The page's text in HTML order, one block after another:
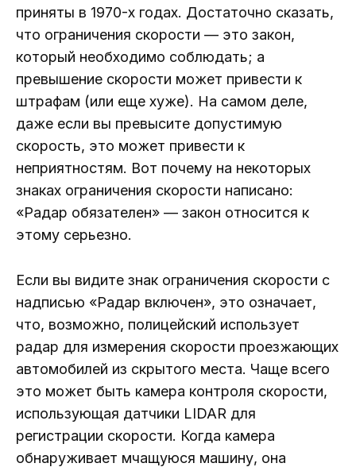
приняты в 1970-х годах. Достаточно сказать,
что ограничения скорости — это закон,
который необходимо соблюдать; а
превышение скорости может привести к
штрафам (или еще хуже). На самом деле,
даже если вы превысите допустимую
скорость, это может привести к
неприятностям. Вот почему на некоторых
знаках ограничения скорости написано:
«Радар обязателен» — закон относится к
этому серьезно.
Если вы видите знак ограничения скорости с
надписью «Радар включен», это означает,
что, возможно, полицейский использует
радар для измерения скорости проезжающих
автомобилей из скрытого места. Чаще всего
это может быть камера контроля скорости,
использующая датчики LIDAR для
регистрации скорости. Когда камера
обнаруживает мчащуюся машину, она